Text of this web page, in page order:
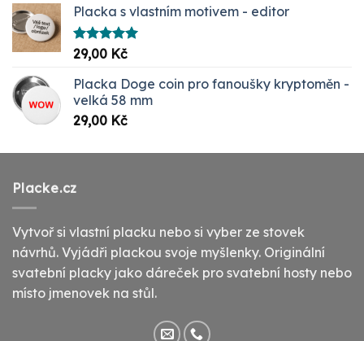
Placka s vlastním motivem - editor
Hodnocení
5.00
29,00 Kč
Placka Doge coin pro fanoušky kryptoměn -
velká 58 mm
29,00 Kč
Placke.cz
Vytvoř si vlastní placku nebo si vyber ze stovek
návrhů. Vyjádři plackou svoje myšlenky. Originální
svatební placky jako dáreček pro svatební hosty nebo
místo jmenovek na stůl.